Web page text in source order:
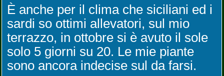
È anche per il clima che siciliani ed i
sardi so ottimi allevatori, sul mio
terrazzo, in ottobre si è avuto il sole
solo 5 giorni su 20. Le mie piante
sono ancora indecise sul da farsi.